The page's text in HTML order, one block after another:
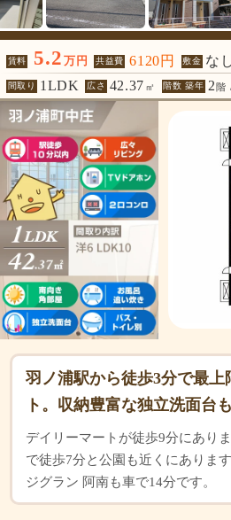
賃料 5.2 万円 共益費 6120円 敷金 な
間取り 1LDK 広さ 42.37 ㎡ 階数 築年 2 階
羽ノ浦駅から徒歩3分で最
ト。収納豊富な独立洗面台
デイリーマートが徒歩9分にあり
で徒歩7分と公園も近くにありま
ジグラン 阿南も車で14分です。